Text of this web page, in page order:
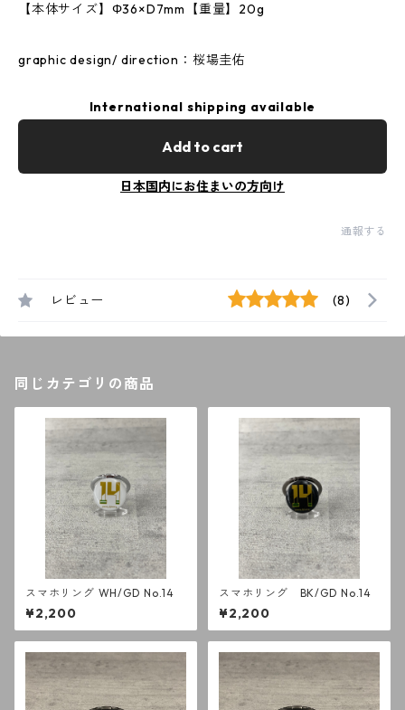
【本体サイズ】Φ36×D7mm【重量】20g
graphic design/ direction：桜場圭佑
International shipping available
Add to cart
日本国内にお住まいの方向け
通報する
レビュー (8)
同じカテゴリの商品
スマホリング WH/GD No.14
¥2,200
スマホリング BK/GD No.14
¥2,200